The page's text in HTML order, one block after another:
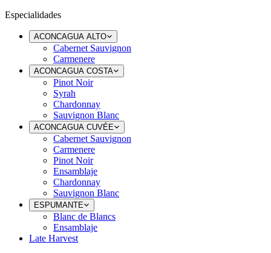
Especialidades
ACONCAGUA ALTO
Cabernet Sauvignon
Carmenere
ACONCAGUA COSTA
Pinot Noir
Syrah
Chardonnay
Sauvignon Blanc
ACONCAGUA CUVÉE
Cabernet Sauvignon
Carmenere
Pinot Noir
Ensamblaje
Chardonnay
Sauvignon Blanc
ESPUMANTE
Blanc de Blancs
Ensamblaje
Late Harvest